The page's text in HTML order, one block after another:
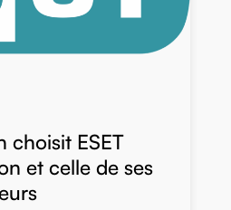
choisit ESET
et celle de ses